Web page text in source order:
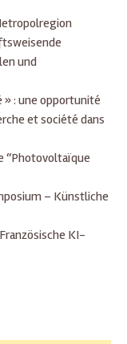
und
» : une opportunité
et société dans
“Photovoltaïque
– Künstliche
KI-